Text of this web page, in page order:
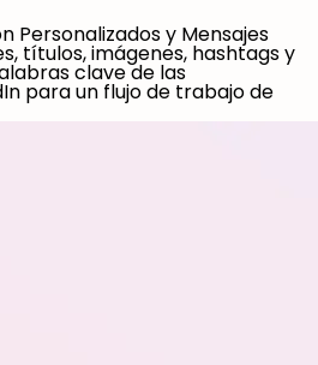
Personalizados y Mensajes
títulos, imágenes, hashtags y
clave de las
para un flujo de trabajo de